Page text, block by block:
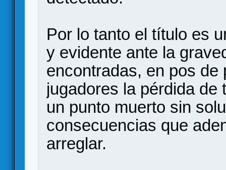
Por lo tanto el título es
y evidente ante la
encontradas, en pos
jugadores la pérdida de
un punto muerto sin
consecuencias que
arreglar.